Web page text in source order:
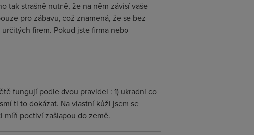
tak strašně nutně, že na něm závisí vaše
pro zábavu, což znamená, že se bez
firem. Pokud jste firma nebo
fungují podle dvou pravidel : 1) ukradni co
ti to dokázat. Na vlastní kůži jsem se
míň poctiví zašlapou do země.